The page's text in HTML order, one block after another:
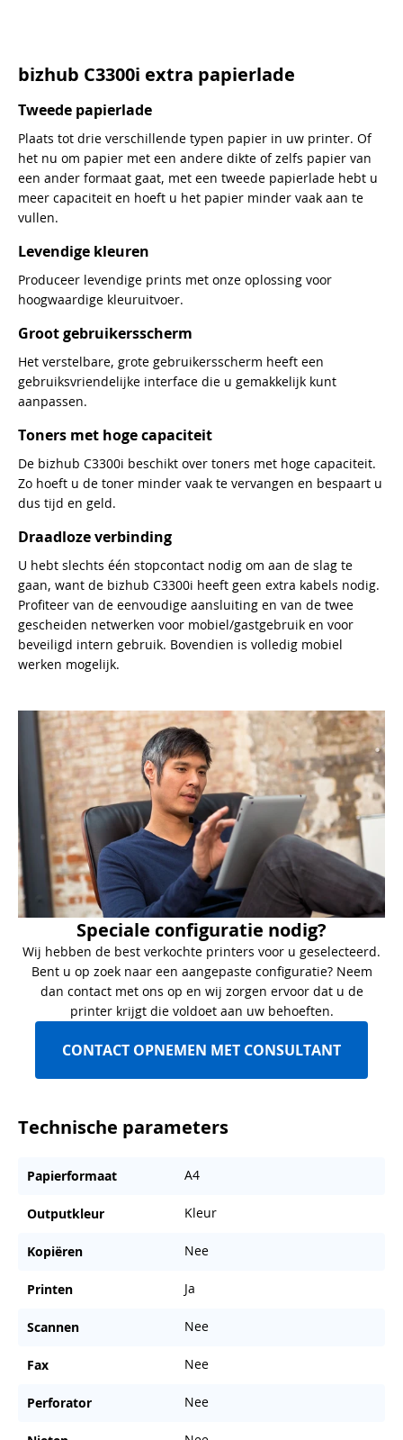
bizhub C3300i extra papierlade
Tweede papierlade
Plaats tot drie verschillende typen papier in uw printer. Of
het nu om papier met een andere dikte of zelfs papier van
een ander formaat gaat, met een tweede papierlade hebt u
meer capaciteit en hoeft u het papier minder vaak aan te
vullen.
Levendige kleuren
Produceer levendige prints met onze oplossing voor
hoogwaardige kleuruitvoer.
Groot gebruikersscherm
Het verstelbare, grote gebruikersscherm heeft een
gebruiksvriendelijke interface die u gemakkelijk kunt
aanpassen.
Toners met hoge capaciteit
De bizhub C3300i beschikt over toners met hoge capaciteit.
Zo hoeft u de toner minder vaak te vervangen en bespaart u
dus tijd en geld.
Draadloze verbinding
U hebt slechts één stopcontact nodig om aan de slag te
gaan, want de bizhub C3300i heeft geen extra kabels nodig.
Profiteer van de eenvoudige aansluiting en van de twee
gescheiden netwerken voor mobiel/gastgebruik en voor
beveiligd intern gebruik. Bovendien is volledig mobiel
werken mogelijk.
Speciale configuratie nodig?
Wij hebben de best verkochte printers voor u geselecteerd.
Bent u op zoek naar een aangepaste configuratie? Neem
dan contact met ons op en wij zorgen ervoor dat u de
printer krijgt die voldoet aan uw behoeften.
CONTACT OPNEMEN MET CONSULTANT
Technische parameters
Papierformaat A4
Outputkleur Kleur
Kopiëren Nee
Printen Ja
Scannen Nee
Fax Nee
Perforator Nee